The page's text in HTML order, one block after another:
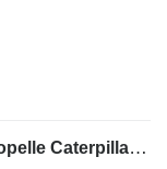
Vérin hydraulique 9T-4760 pour tractopelle Caterpillar 446